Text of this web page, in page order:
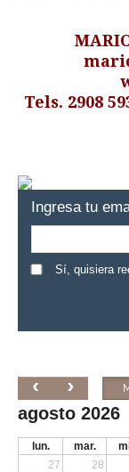
Tels. 2908
Ingresa tu
Sí, quisiera
agosto 2026
lun. mar.
27
28